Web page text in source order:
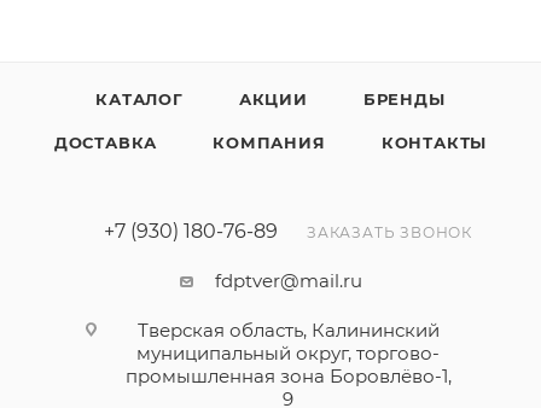
КАТАЛОГ АКЦИИ БРЕНДЫ
ДОСТАВКА КОМПАНИЯ КОНТАКТЫ
+7 (930) 180-76-89 ЗАКАЗАТЬ ЗВОНОК
fdptver@mail.ru
Тверская область, Калининский
муниципальный округ, торгово-
промышленная зона Боровлёво-1,
9